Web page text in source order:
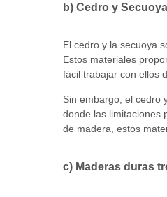
b) Cedro y Secuoya
El cedro y la secuoya
Estos materiales
fácil trabajar con ellos
Sin embargo, el cedro
donde las limitaciones
de madera, estos
c) Maderas duras